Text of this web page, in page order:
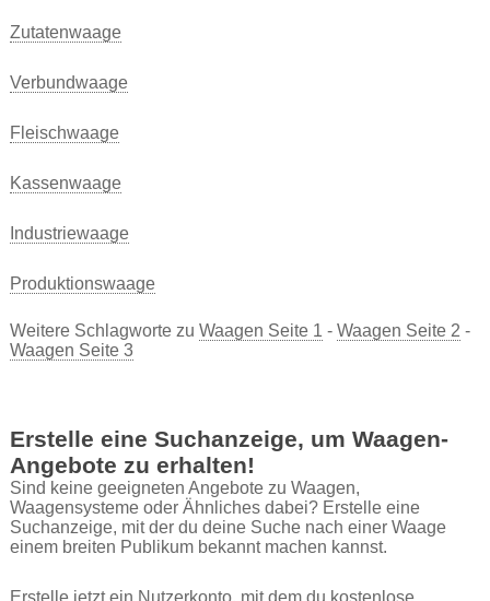
Zutatenwaage
Verbundwaage
Fleischwaage
Kassenwaage
Industriewaage
Produktionswaage
Weitere Schlagworte zu Waagen Seite 1 - Waagen Seite 2 -
Waagen Seite 3
Erstelle eine Suchanzeige, um Waagen-
Angebote zu erhalten!
Sind keine geeigneten Angebote zu Waagen,
Waagensysteme oder Ähnliches dabei? Erstelle eine
Suchanzeige, mit der du deine Suche nach einer Waage
einem breiten Publikum bekannt machen kannst.
Erstelle jetzt ein Nutzerkonto, mit dem du kostenlose